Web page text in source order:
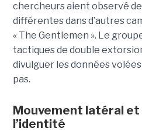
chercheurs aient observé
différentes dans d’autres
« The Gentlemen ». Le
tactiques de double
divulguer les données
pas.
Mouvement latéral et
l’identité